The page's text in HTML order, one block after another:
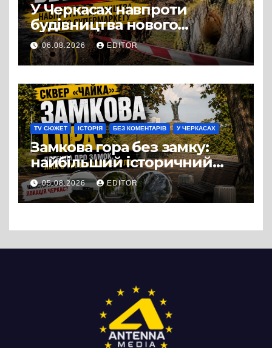
У Черкасах навпроти
будівництва нового
супермаркету VARUS на
проспекті Перемоги всохли
дерева. І це навряд чи
можна назвати
випадковістю
06.08.2026 EDITOR
TV СЮЖЕТ ІСТОРІЯ БЕЗ КОМЕНТАРІВ У ЧЕРКАСАХ
Замкова гора без замку:
найбільший історичний
міф Черкас
05.08.2026 EDITOR